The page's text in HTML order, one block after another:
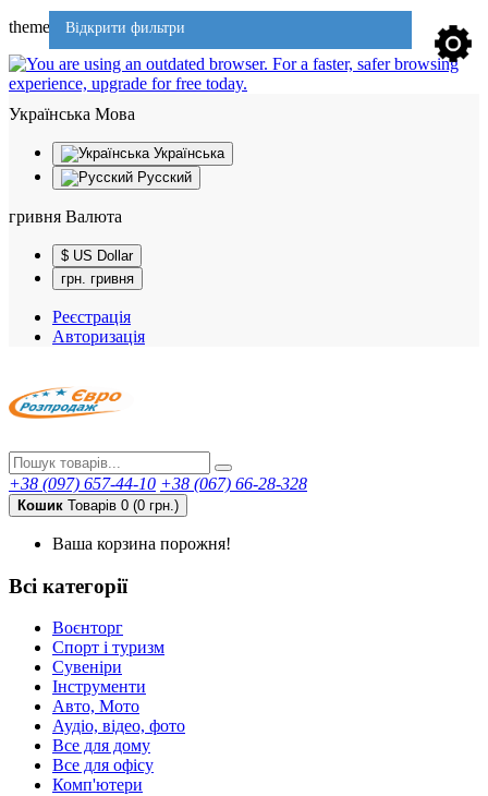
Відкрити фильтри
theme701
Українська Мова
Українська
Русский
гривня Валюта
$ US Dollar
грн. гривня
Реєстрація
Авторизація
+38 (097) 657-44-10 +38 (067) 66-28-328
Кошик Товарів 0 (0 грн.)
Ваша корзина порожня!
Всі категорії
Воєнторг
Спорт і туризм
Сувеніри
Інструменти
Авто, Мото
Аудіо, відео, фото
Все для дому
Все для офісу
Комп'ютери